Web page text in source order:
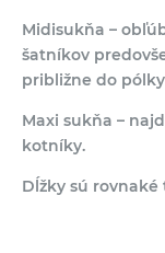
Midisukňa –
šatníkov
približne do
Maxi sukňa –
kotníky.
Dĺžky sú rovnaké